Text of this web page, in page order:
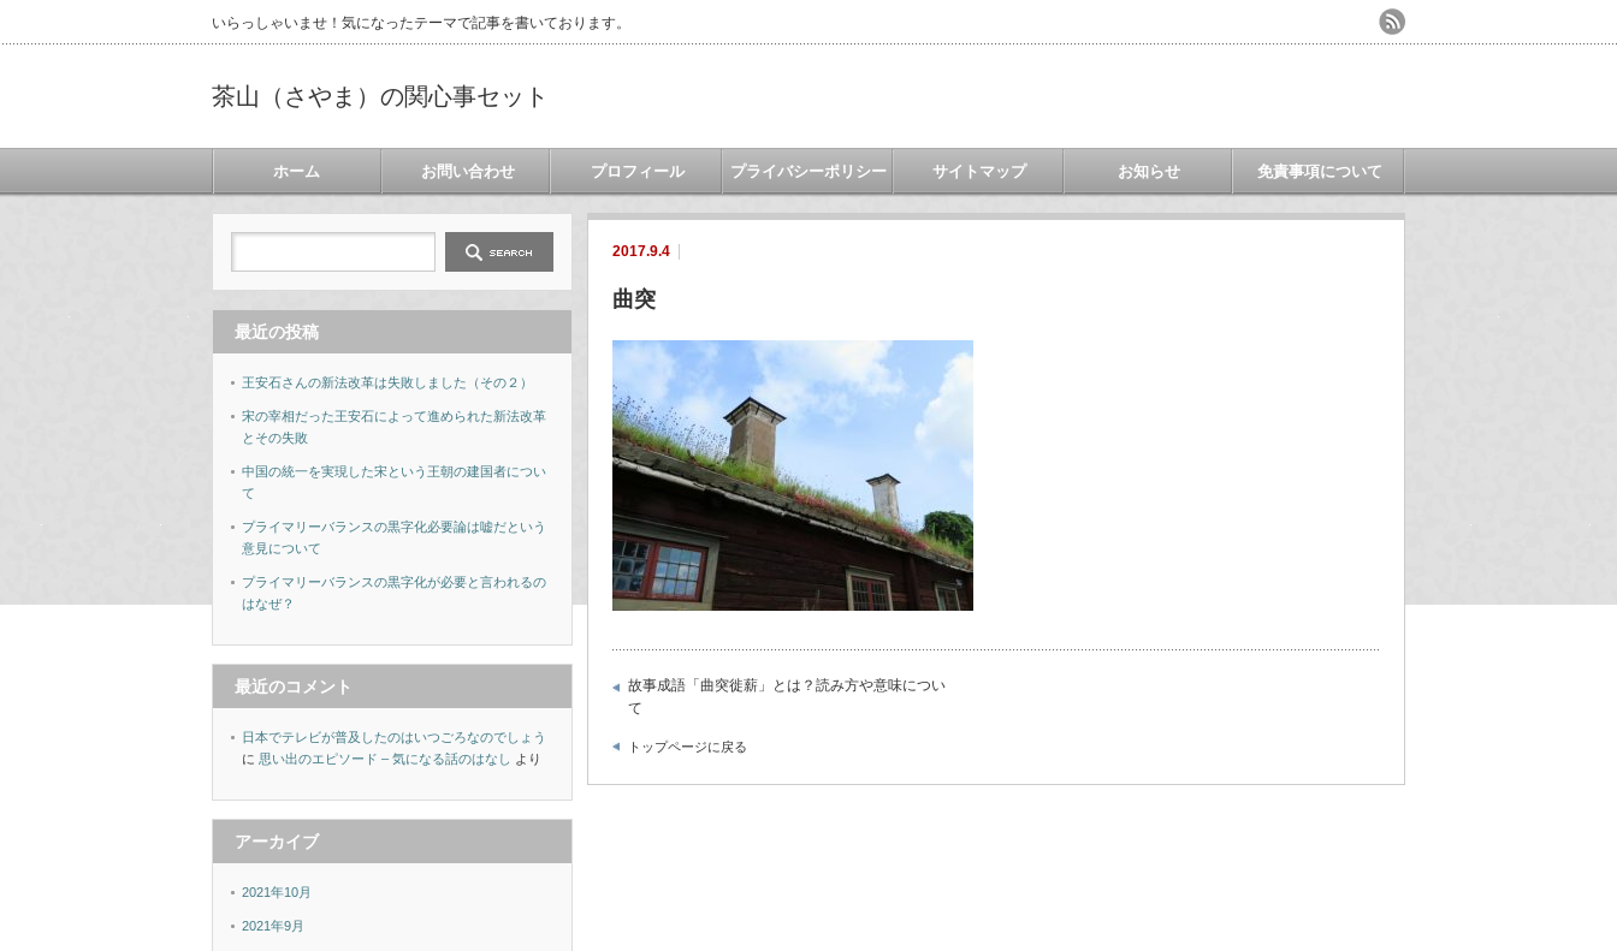
いらっしゃいませ！気になったテーマで記事を書いております。
茶山（さやま）の関心事セット
ホーム お問い合わせ プロフィール プライバシーポリシー サイトマップ お知らせ 免責事項について
2017.9.4
曲突
故事成語「曲突徙薪」とは？読み方や意味につい
て
トップページに戻る
最近の投稿
王安石さんの新法改革は失敗しました（その２）
宋の宰相だった王安石によって進められた新法改革
とその失敗
中国の統一を実現した宋という王朝の建国者につい
て
プライマリーバランスの黒字化必要論は嘘だという
意見について
プライマリーバランスの黒字化が必要と言われるの
はなぜ？
最近のコメント
日本でテレビが普及したのはいつごろなのでしょう
に 思い出のエピソード – 気になる話のはなし より
アーカイブ
2021年10月
2021年9月